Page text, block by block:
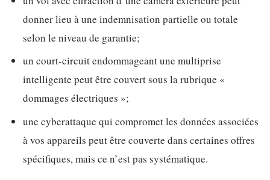
donner lieu à une indemnisation partielle ou totale
selon le niveau de garantie;
un court-circuit endommageant une multiprise
intelligente peut être couvert sous la rubrique «
dommages électriques »;
une cyberattaque qui compromet les données associées
à vos appareils peut être couverte dans certaines offres
spécifiques, mais ce n’est pas systématique.